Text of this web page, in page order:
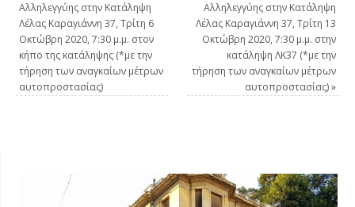
Αλληλεγγύης στην Κατάληψη
Λέλας Καραγιάννη 37, Τρίτη 6
Οκτώβρη 2020, 7:30 μ.μ. στον
κήπο της κατάληψης (*με την
τήρηση των αναγκαίων μέτρων
αυτοπροστασίας)
Αλληλεγγύης στην Κατάληψη
Λέλας Καραγιάννη 37, Τρίτη 13
Οκτώβρη 2020, 7:30 μ.μ. στην
κατάληψη ΛΚ37 (*με την
τήρηση των αναγκαίων μέτρων
αυτοπροστασίας)»